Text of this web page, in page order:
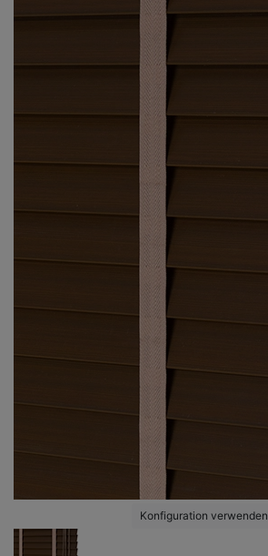
Konfiguration verwenden